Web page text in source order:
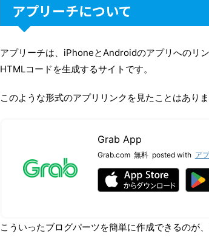
アプリーチについて
アプリーチは、iPhoneとAndroidのアプリへのリ
HTMLコードを生成するサイトです。
このような形式のアプリリンクを見たことはあり
Grab App
Grab.com 無料 posted with ア
こういったブログパーツを簡単に作成できるのが